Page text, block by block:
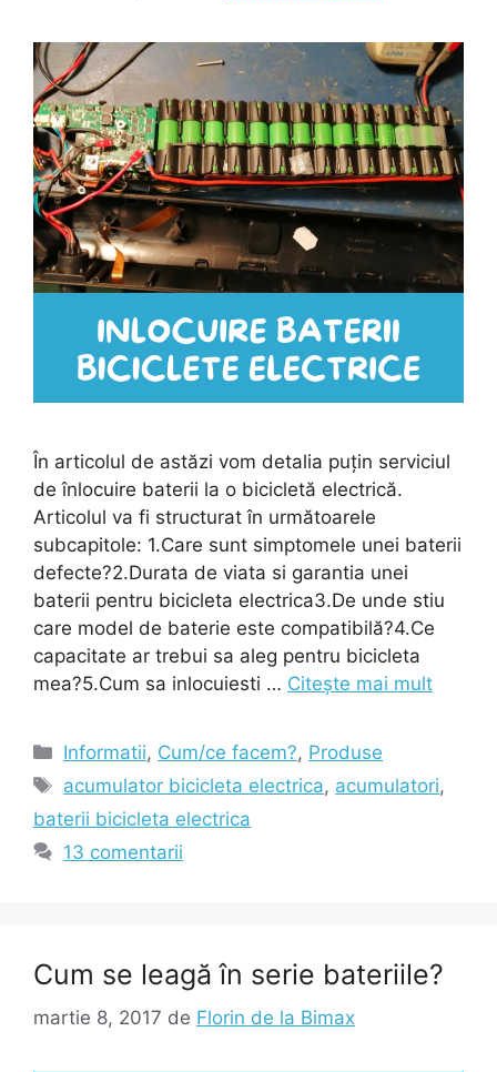
În articolul de astăzi vom detalia puțin serviciul
de înlocuire baterii la o bicicletă electrică.
Articolul va fi structurat în următoarele
subcapitole: 1.Care sunt simptomele unei baterii
defecte?2.Durata de viata si garantia unei
baterii pentru bicicleta electrica3.De unde stiu
care model de baterie este compatibilă?4.Ce
capacitate ar trebui sa aleg pentru bicicleta
mea?5.Cum sa inlocuiesti … Citește mai mult
Categorii
Informatii, Cum/ce facem?, Produse
Etichete
acumulator bicicleta electrica, acumulatori,
baterii bicicleta electrica
13 comentarii
Cum se leagă în serie bateriile?
martie 8, 2017 de Florin de la Bimax